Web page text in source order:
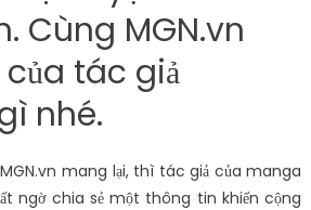
Cùng MGN.vn
tác giả
nhé.
mang lại, thì tác giả của manga
ngờ chia sẻ một thông tin khiến cộng